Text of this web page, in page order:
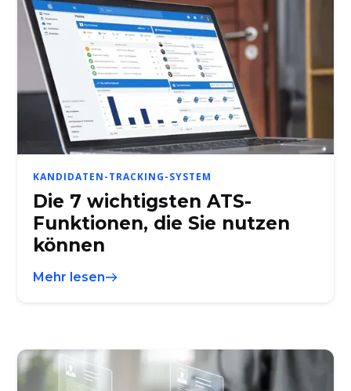
KANDIDATEN-TRACKING-SYSTEM
Die 7 wichtigsten ATS-
Funktionen, die Sie nutzen
können
Mehr lesen